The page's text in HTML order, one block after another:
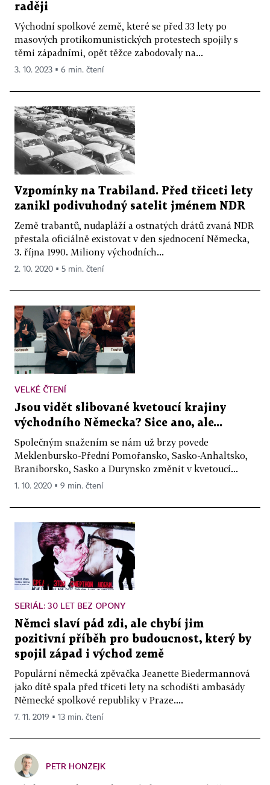
raději
Východní spolkové země, které se před 33 lety po
masových protikomunistických protestech spojily s
těmi západními, opět těžce zabodovaly na...
3. 10. 2023 ▪ 6 min. čtení
Vzpomínky na Trabiland. Před třiceti lety
zanikl podivuhodný satelit jménem NDR
Země trabantů, nudapláží a ostnatých drátů zvaná NDR
přestala oficiálně existovat v den sjednocení Německa,
3. října 1990. Miliony východních...
2. 10. 2020 ▪ 5 min. čtení
VELKÉ ČTENÍ
Jsou vidět slibované kvetoucí krajiny
východního Německa? Sice ano, ale...
Společným snažením se nám už brzy povede
Meklenbursko-Přední Pomořansko, Sasko-Anhaltsko,
Braniborsko, Sasko a Durynsko změnit v kvetoucí...
1. 10. 2020 ▪ 9 min. čtení
SERIÁL: 30 LET BEZ OPONY
Němci slaví pád zdi, ale chybí jim
pozitivní příběh pro budoucnost, který by
spojil západ i východ země
Populární německá zpěvačka Jeanette Biedermannová
jako dítě spala před třiceti lety na schodišti ambasády
Německé spolkové republiky v Praze....
7. 11. 2019 ▪ 13 min. čtení
PETR HONZEJK